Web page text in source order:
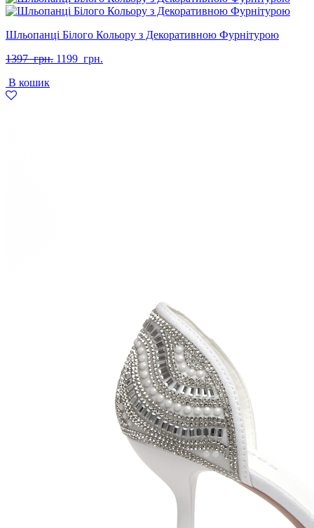
Шльопанці Білого Кольору з Декоративною Фурнітурою
1397 грн. Оригінальна
1199 грн.
В кошик